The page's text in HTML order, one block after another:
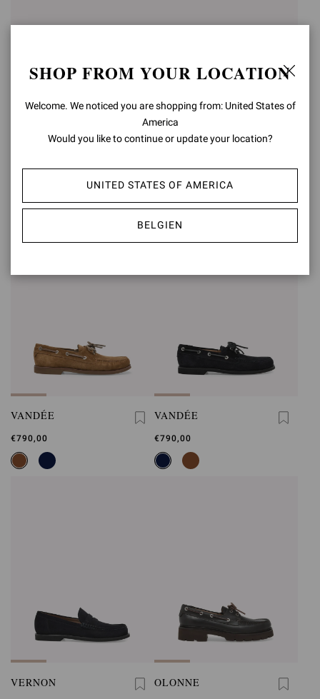
€890,00
VERNON
€790,00
VANDÉE
€790,00
VANDÉE
€790,00
VERNON OLONNE
SHOP FROM YOUR LOCATION
Welcome. We noticed you are shopping from: United States of
America
Would you like to continue or update your location?
UNITED STATES OF AMERICA
BELGIEN